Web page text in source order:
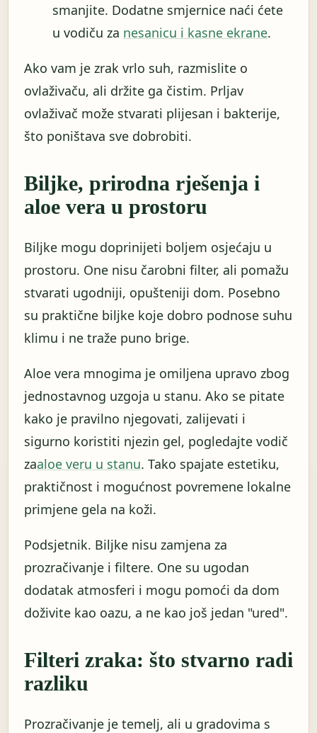
smanjite. Dodatne smjernice naći ćete
u vodiču za nesanicu i kasne ekrane.
Ako vam je zrak vrlo suh, razmislite o
ovlaživaču, ali držite ga čistim. Prljav
ovlaživač može stvarati plijesan i bakterije,
što poništava sve dobrobiti.
Biljke, prirodna rješenja i
aloe vera u prostoru
Biljke mogu doprinijeti boljem osjećaju u
prostoru. One nisu čarobni filter, ali pomažu
stvarati ugodniji, opušteniji dom. Posebno
su praktične biljke koje dobro podnose suhu
klimu i ne traže puno brige.
Aloe vera mnogima je omiljena upravo zbog
jednostavnog uzgoja u stanu. Ako se pitate
kako je pravilno njegovati, zalijevati i
sigurno koristiti njezin gel, pogledajte vodič
zaaloe veru u stanu. Tako spajate estetiku,
praktičnost i mogućnost povremene lokalne
primjene gela na koži.
Podsjetnik. Biljke nisu zamjena za
prozračivanje i filtere. One su ugodan
dodatak atmosferi i mogu pomoći da dom
doživite kao oazu, a ne kao još jedan "ured".
Filteri zraka: što stvarno radi
razliku
Prozračivanje je temelj, ali u gradovima s